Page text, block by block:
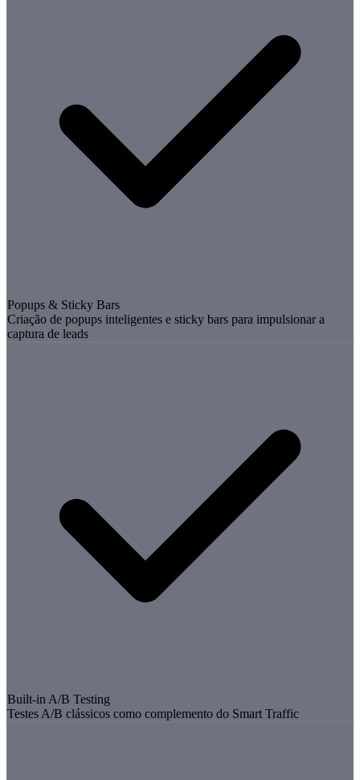
Popups & Sticky Bars
Criação de popups inteligentes e sticky bars para impulsionar a
captura de leads
Built-in A/B Testing
Testes A/B clássicos como complemento do Smart Traffic